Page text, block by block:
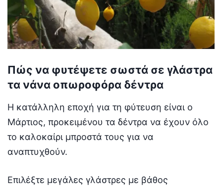
Πώς να φυτέψετε σωστά σε γλάστρα
τα νάνα οπωροφόρα δέντρα
Η κατάλληλη εποχή για τη φύτευση είναι ο
Μάρτιος, προκειμένου τα δέντρα να έχουν όλο
το καλοκαίρι μπροστά τους για να
αναπτυχθούν.
Επιλέξτε μεγάλες γλάστρες με βάθος